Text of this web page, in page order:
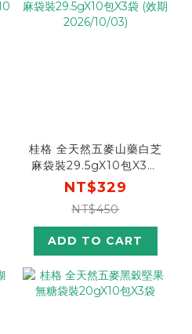
桂格 全天然五麥山藥白芝
麻袋裝29.5gX10包X3袋
(效期2026/10/03)
NT$329
NT$450
ADD TO CART